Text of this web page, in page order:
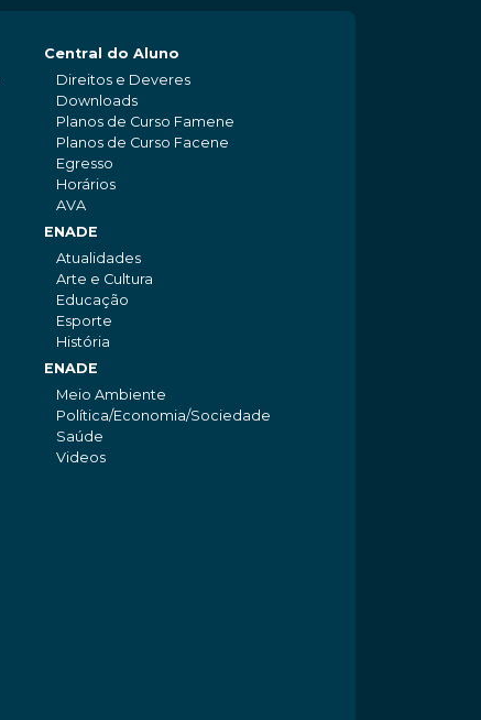
Central do Aluno
Direitos e Deveres
Downloads
Planos de Curso Famene
Planos de Curso Facene
Egresso
Horários
AVA
ENADE
Atualidades
Arte e Cultura
Educação
Esporte
História
ENADE
Meio Ambiente
Política/Economia/Sociedade
Saúde
Videos